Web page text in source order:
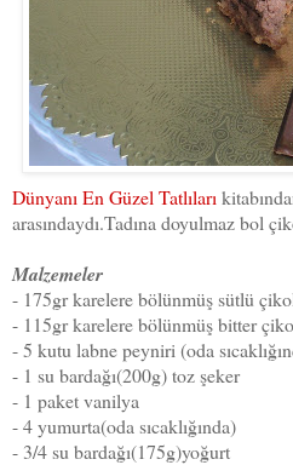
Dünyanı En Güzel Tatlıları
arasındaydı.Tadına doyulmaz bol
Malzemeler
- 175gr karelere bölünmüş sütlü
- 115gr karelere bölünmüş bitter
- 5 kutu labne peyniri (oda
- 1 su bardağı(200g) toz şeker
- 1 paket vanilya
- 4 yumurta(oda sıcaklığında)
- 3/4 su bardağı(175g)yoğurt